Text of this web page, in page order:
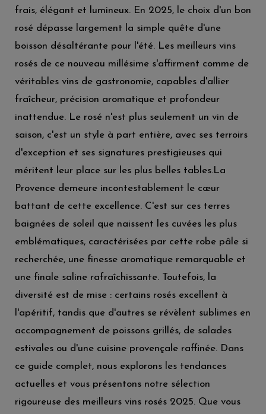
frais, élégant et lumineux. En 2025, le choix d'un bon
rosé dépasse largement la simple quête d'une
boisson désaltérante pour l'été. Les meilleurs vins
rosés de ce nouveau millésime s'affirment comme de
véritables vins de gastronomie, capables d'allier
fraîcheur, précision aromatique et profondeur
inattendue. Le rosé n'est plus seulement un vin de
saison, c'est un style à part entière, avec ses terroirs
d'exception et ses signatures prestigieuses qui
méritent leur place sur les plus belles tables.La
Provence demeure incontestablement le cœur
battant de cette excellence. C'est sur ces terres
baignées de soleil que naissent les cuvées les plus
emblématiques, caractérisées par cette robe pâle si
recherchée, une finesse aromatique remarquable et
une finale saline rafraîchissante. Toutefois, la
diversité est de mise : certains rosés excellent à
l'apéritif, tandis que d'autres se révèlent sublimes en
accompagnement de poissons grillés, de salades
estivales ou d'une cuisine provençale raffinée. Dans
ce guide complet, nous explorons les tendances
actuelles et vous présentons notre sélection
rigoureuse des meilleurs vins rosés 2025. Que vous